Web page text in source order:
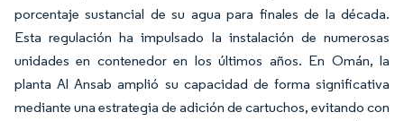
porcentaje sustancial de su agua para finales de la década.
Esta regulación ha impulsado la instalación de numerosas
unidades en contenedor en los últimos años. En Omán, la
planta Al Ansab amplió su capacidad de forma significativa
mediante una estrategia de adición de cartuchos, evitando con